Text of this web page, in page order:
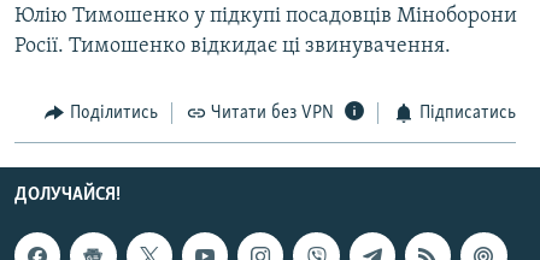
УКР
КТАТ
ДОЛУЧАЙСЯ!
Юлію Тимошенко у підкупі посадовців Міноборони
Росії. Тимошенко відкидає ці звинувачення.
Поділитись Читати без VPN Підписатись
ДОЛУЧАЙСЯ!